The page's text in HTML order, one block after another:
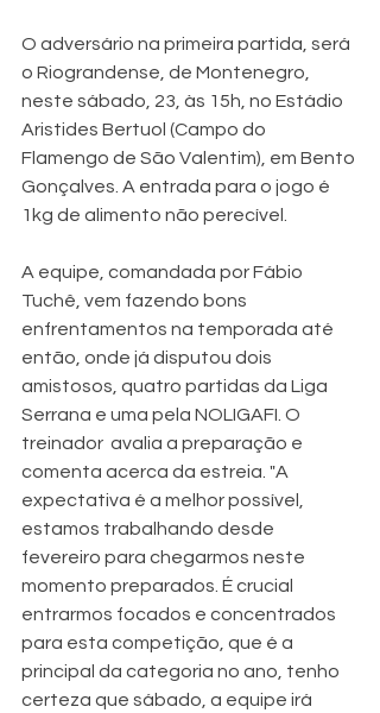
O adversário na primeira partida, será
o Riograndense, de Montenegro,
neste sábado, 23, às 15h, no Estádio
Aristides Bertuol (Campo do
Flamengo de São Valentim), em Bento
Gonçalves. A entrada para o jogo é
1kg de alimento não perecível.
A equipe, comandada por Fábio
Tuchê, vem fazendo bons
enfrentamentos na temporada até
então, onde já disputou dois
amistosos, quatro partidas da Liga
Serrana e uma pela NOLIGAFI. O
treinador  avalia a preparação e
comenta acerca da estreia. "A
expectativa é a melhor possível,
estamos trabalhando desde
fevereiro para chegarmos neste
momento preparados. É crucial
entrarmos focados e concentrados
para esta competição, que é a
principal da categoria no ano, tenho
certeza que sábado, a equipe irá